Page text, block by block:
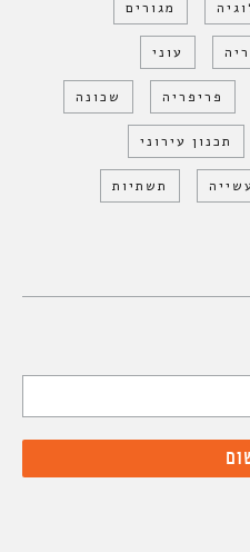
מגורים
עוני
פריפריה שכונה
תכנון עירוני
תשתיות